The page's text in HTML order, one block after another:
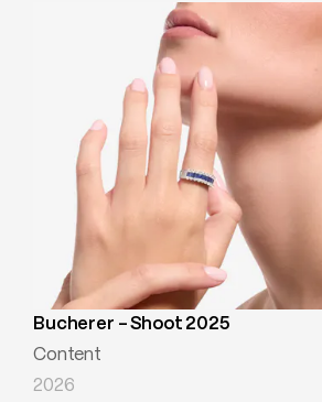
Bucherer - Shoot 2025
Content
2026